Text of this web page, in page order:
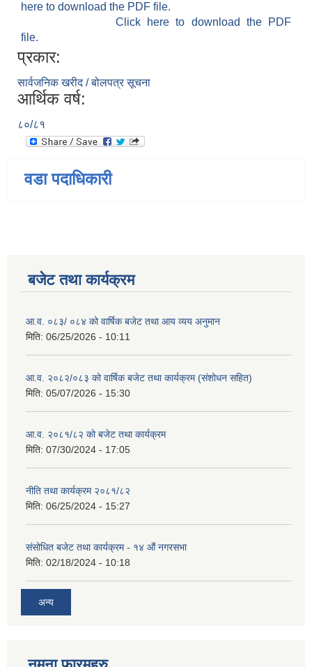
here to download the PDF file.
Click here to download the PDF
file.
प्रकार:
सार्वजनिक खरीद / बोलपत्र सूचना
आर्थिक वर्ष:
८०/८१
वडा पदाधिकारी
बजेट तथा कार्यक्रम
आ.व. ०८३/ ०८४ को वार्षिक बजेट तथा आय व्यय अनुमान
मिति: 06/25/2026 - 10:11
आ.व. २०८२/०८३ को वार्षिक बजेट तथा कार्यक्रम (संशोधन सहित)
मिति: 05/07/2026 - 15:30
आ.व. २०८१/८२ को बजेट तथा कार्यक्रम
मिति: 07/30/2024 - 17:05
नीति तथा कार्यक्रम २०८१/८२
मिति: 06/25/2024 - 15:27
संसोधित बजेट तथा कार्यक्रम - १४ औं नगरसभा
मिति: 02/18/2024 - 10:18
अन्य